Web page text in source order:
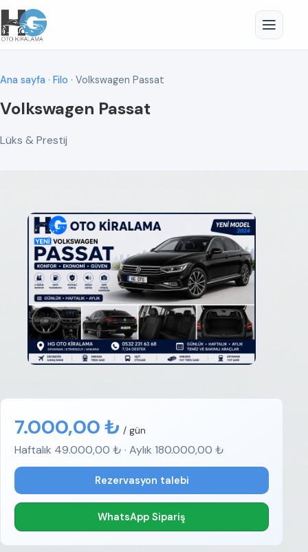
Ana sayfa · Filo · Volkswagen Passat
Volkswagen Passat
Lüks & Prestij
7.000,00 ₺ / gün
Haftalık 49.000,00 ₺ · Aylık 180.000,00 ₺
Rezervasyon talebi
WhatsApp Sipariş